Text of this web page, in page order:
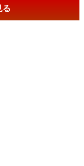
る